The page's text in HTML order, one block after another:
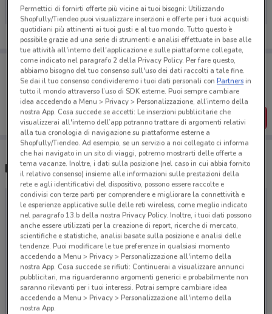
Porta DoveConviene sempre con te!
Puoi trovare le migliori offerte dei negozi vicino a te,
salvarle e creare la tua lista del risparmio, comodamente
dal tuo cellulare.
SCARICA L’APP
Negozi Eletto Prodotto Dell'Anno a Sora
Permettici di fornirti offerte più vicine ai tuoi bisogni: Utilizzando
Shopfully/Tiendeo puoi visualizzare inserzioni e offerte per i tuoi acquisti
quotidiani più attinenti ai tuoi gusti e al tuo mondo. Tutto questo è
possibile grazie ad una serie di strumenti e analisi effettuate in base alle
tue attività all'interno dell'applicazione e sulle piattaforme collegate,
come indicato nel paragrafo 2 della Privacy Policy. Per fare questo,
abbiamo bisogno del tuo consenso sull'uso dei dati raccolti a tale fine.
Se dai il tuo consenso condivideremo i tuoi dati personali conPartnersin
tutto il mondo attraverso l’uso di SDK esterne. Puoi sempre cambiare
idea accedendo a Menu > Privacy > Personalizzazione, all’interno della
nostra App. Cosa succede se accetti: Le inserzioni pubblicitarie che
visualizzerai all'interno dell’app potranno trattare di argomenti relativi
alla tua cronologia di navigazione su piattaforme esterne a
Shopfully/Tiendeo. Ad esempio, se un servizio a noi collegato ci informa
che hai navigato in un sito di viaggi, potremo mostrarti delle offerte a
tema vacanze. Inoltre, i dati sulla posizione (nel caso in cui abbia fornito
il relativo consenso) insieme alle informazioni sulle prestazioni della
rete e agli identificativi del dispositivo, possono essere raccolte e
condivisi con terze parti per comprendere e migliorare la connettività e
le esperienze applicative sulle delle reti wireless, come meglio indicato
nel paragrafo 13.b della nostra Privacy Policy. Inoltre, i tuoi dati possono
anche essere utilizzati per la creazione di report, ricerche di mercato,
scientifiche e statistiche, analisi basate sulla posizione e analisi delle
tendenze. Puoi modificare le tue preferenze in qualsiasi momento
accedendo a Menu > Privacy > Personalizzazione all'interno della
nostra App. Cosa succede se rifiuti: Continuerai a visualizzare annunci
pubblicitari, ma riguarderanno argomenti generici e probabilmente non
saranno rilevanti per i tuoi interessi. Potrai sempre cambiare idea
accedendo a Menu > Privacy > Personalizzazione all'interno della
nostra App.